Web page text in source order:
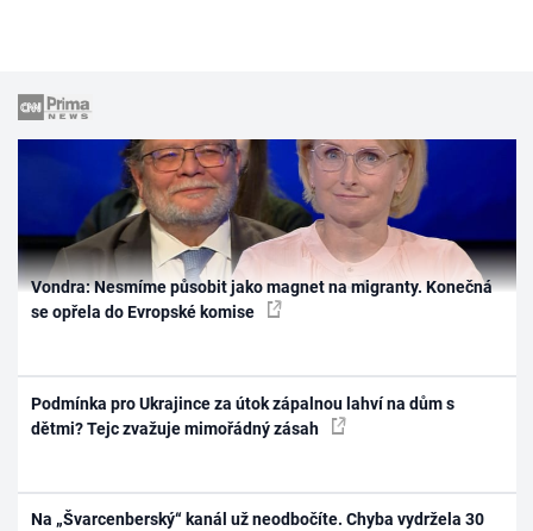
Vondra: Nesmíme působit jako magnet na migranty. Konečná
se opřela do Evropské komise
Podmínka pro Ukrajince za útok zápalnou lahví na dům s
dětmi? Tejc zvažuje mimořádný zásah
Na „Švarcenberský“ kanál už neodbočíte. Chyba vydržela 30